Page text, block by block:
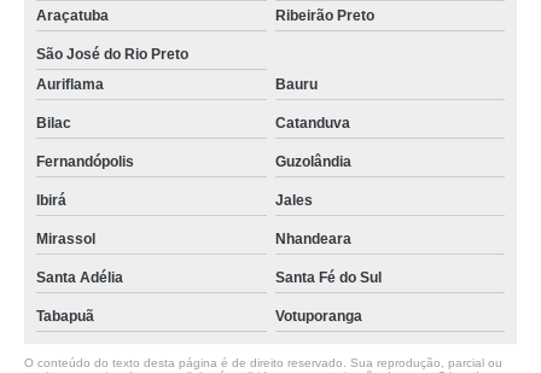
Araçatuba
Ribeirão Preto
São José do Rio Preto
Auriflama
Bauru
Bilac Catanduva
Fernandópolis Guzolândia
Ibirá Jales
Mirassol Nhandeara
Santa Adélia Santa Fé do Sul
Tabapuã Votuporanga
O conteúdo do texto desta página é de direito reservado. Sua reprodução, parcial ou